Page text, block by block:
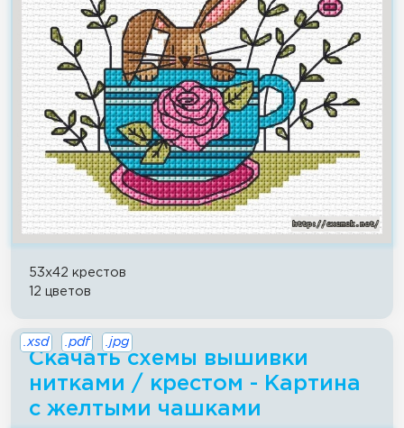
53x42 крестов
12 цветов
Скачать схемы вышивки
нитками / крестом - Картина
с желтыми чашками
.xsd .pdf .jpg